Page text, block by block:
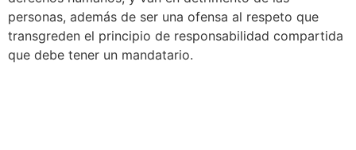
personas, además de ser una ofensa al respeto que
transgreden el principio de responsabilidad compartida
que debe tener un mandatario.